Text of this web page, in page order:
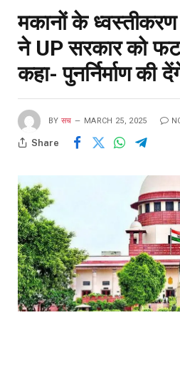
मकानों के ध्वस्तीकरण
ने UP सरकार को
कहा- पुनर्निर्माण की
BY सच MARCH 25, 2025
Share